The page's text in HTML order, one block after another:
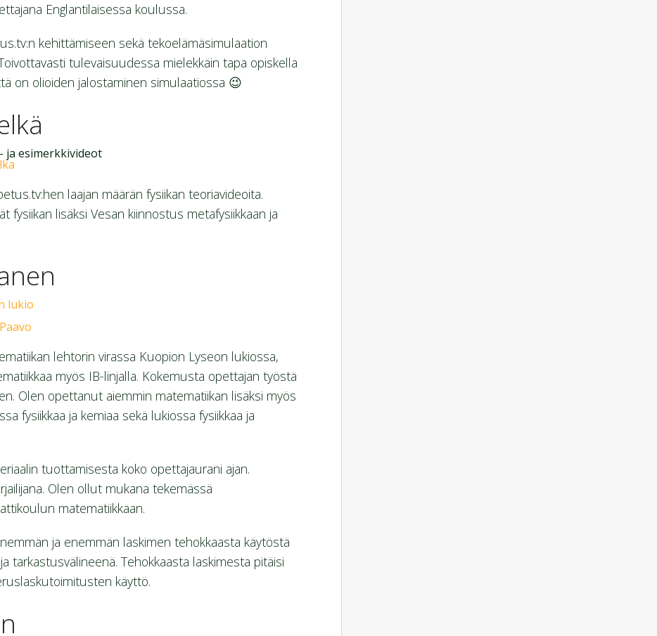
Englantilaisessa koulussa.
kehittämiseen sekä tekoelämäsimulaation
tulevaisuudessa mielekkäin tapa opiskella
on olioiden jalostaminen simulaatiossa 😉
ja esimerkkivideot
laajan määrän fysiikan teoriavideoita.
fysiikan lisäksi Vesan kiinnostus metafysiikkaan ja
lukio
lehtorin virassa Kuopion Lyseon lukiossa,
myös IB-linjalla. Kokemusta opettajan työstä
Olen opettanut aiemmin matematiikan lisäksi myös
fysiikkaa ja kemiaa sekä lukiossa fysiikkaa ja
tuottamisesta koko opettajaurani ajan.
Olen ollut mukana tekemässä
matematiikkaan.
ja enemmän laskimen tehokkaasta käytöstä
tarkastusvälineenä. Tehokkaasta laskimesta pitäisi
käyttö.